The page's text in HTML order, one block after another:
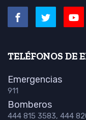
TELÉFONOS DE
Emergencias
911
Bomberos
444 815 3583, 444